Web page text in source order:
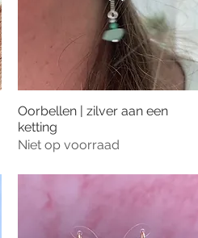
Snel overzicht
Oorbellen | zilver aan een
ketting
Niet op voorraad